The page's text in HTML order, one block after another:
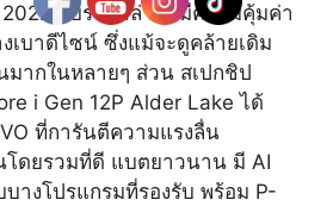
กับราคาล่าสุดมีความคุ้มค่า
เบาดีไซน์ ซึ่งแม้จะดูคล้ายเดิม
ากในหลายๆ ส่วน สเปกชิป
i Gen 12P Alder Lake ได้
ที่การันตีความแรงลื่น
ดยรวมที่ดี แบตยาวนาน มี AI
างโปรแกรมที่รองรับ พร้อม P-